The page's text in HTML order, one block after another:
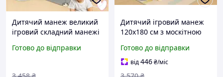
Дитячий манеж великий
ігровий складний манежі
огорожа майданчик
баскетбольним кільцем
Готово до відправки
Дитячий ігровий манеж
120х180 см з москітною
манеж для дитини від 6
місяців для дому та
вулиці
Готово до відправки
від446₴/міс